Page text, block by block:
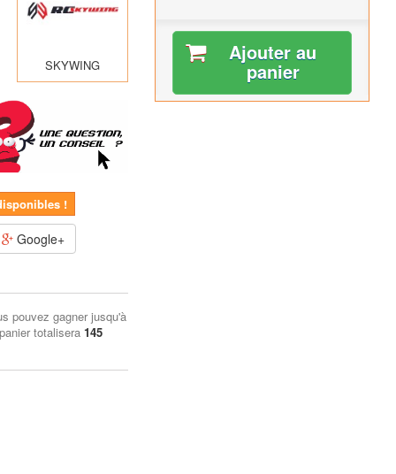
SKYWING
!
Google+
pouvez gagner jusqu'à
totalisera145
Ajouter au
panier